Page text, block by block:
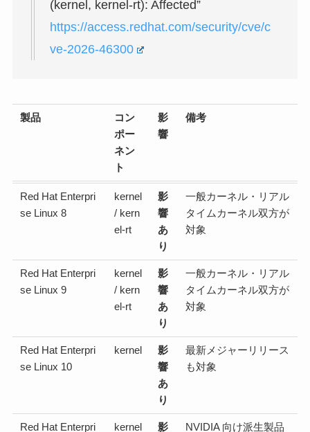
(kernel, kernel-rt): Affected”
https://access.redhat.com/security/cve/c
ve-2026-46300
製品
コン
ポー
ネン
ト
影
響
備考
Red Hat Enterpri
se Linux 8
kernel
/ kern
el-rt
影
響
あ
り
一般カーネル・リアル
タイムカーネル双方が
対象
Red Hat Enterpri
se Linux 9
kernel
/ kern
el-rt
影
響
あ
り
一般カーネル・リアル
タイムカーネル双方が
対象
Red Hat Enterpri
se Linux 10
kernel
影
響
あ
り
最新メジャーリリース
も対象
Red Hat Enterpri kernel 影 NVIDIA 向け派生製品